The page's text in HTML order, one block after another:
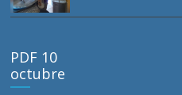
PDF 10
octubre